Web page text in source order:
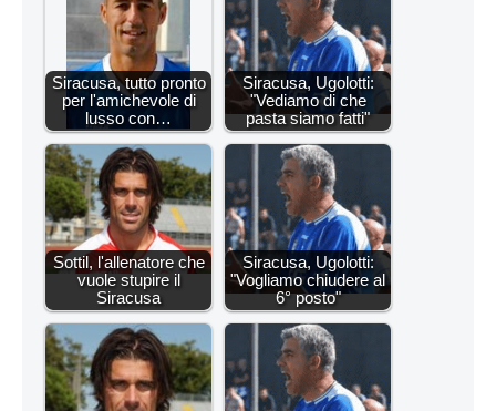
Siracusa, tutto pronto
per l'amichevole di
lusso con…
Siracusa, Ugolotti:
"Vediamo di che
pasta siamo fatti"
Sottil, l'allenatore che
vuole stupire il
Siracusa
Siracusa, Ugolotti:
"Vogliamo chiudere al
6° posto"